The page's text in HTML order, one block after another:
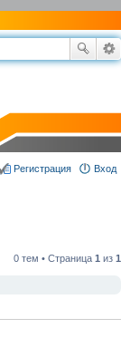
Вход
Регистрация
0 тем • Страница 1 из 1